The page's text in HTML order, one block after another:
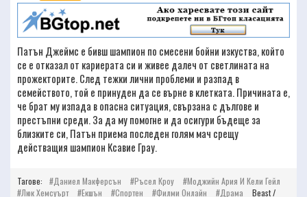
Патън Джеймс е бивш шампион по смесени бойни изкуства, който
се е отказал от кариерата си и живее далеч от светлината на
прожекторите. След тежки лични проблеми и разпад в
семейството, той е принуден да се върне в клетката. Причината е,
че брат му изпада в опасна ситуация, свързана с дългове и
престъпни среди. За да му помогне и да осигури бъдеще за
близките си, Патън приема последен голям мач срещу
действащия шампион Ксавие Грау.
Тагове: Даниел Макферсън Ръсел Кроу
Моджийн Ария И Кели Гейл
Люк Хемсуърт
Екшън Спортен Филми Онлайн Драма
Beast /